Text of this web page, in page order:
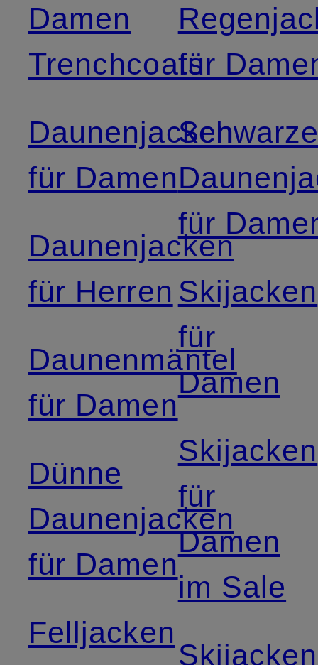
Damen
Trenchcoats
Daunenjacken
für Damen
Daunenjacken
für Herren
Daunenmäntel
für Damen
Dünne
Daunenjacken
für Damen
Felljacken
für
für
Skijacken
für
Damen
Skijacken
für
Damen
im Sale
Skijacken